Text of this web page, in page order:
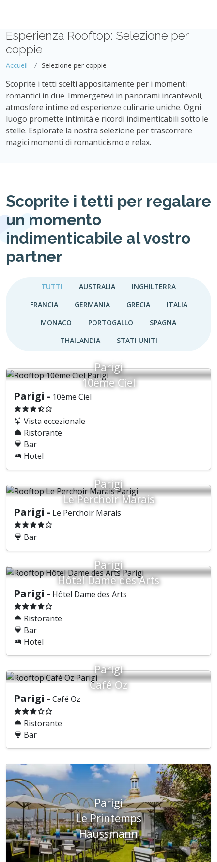
Esperienza Rooftop: Selezione per
coppie
Accueil Selezione per coppie
Scoprite i tetti scelti appositamente per i momenti
romantici in due. Immergetevi in panorami incantevoli,
atmosfere intime ed esperienze culinarie uniche. Ogni
luogo promette intimità e ricordi indimenticabili sotto le
stelle. Esplorate la nostra selezione per trascorrere
magici momenti di romanticismo e relax.
Scoprite i tetti per regalare
un momento
indimenticabile al vostro
partner
TUTTI AUSTRALIA
INGHILTERRA
FRANCIA
GERMANIA GRECIA
ITALIA
MONACO
PORTOGALLO
SPAGNA
THAILANDIA
STATI UNITI
Parigi
10ème Ciel
Parigi - 10ème Ciel
Vista eccezionale
Ristorante
Bar
Hotel
Parigi
Le Perchoir Marais
Parigi - Le Perchoir Marais
Bar
Parigi
Hôtel Dame des Arts
Parigi - Hôtel Dame des Arts
Ristorante
Bar
Hotel
Parigi
Café Oz
Parigi - Café Oz
Ristorante
Bar
Parigi
Le Printemps
Haussmann